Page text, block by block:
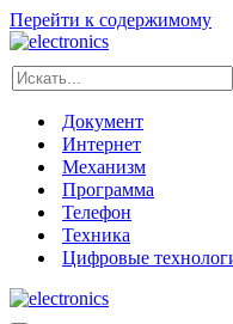
Перейти к содержимому
Искать...
Документ
Интернет
Механизм
Программа
Телефон
Техника
Цифровые